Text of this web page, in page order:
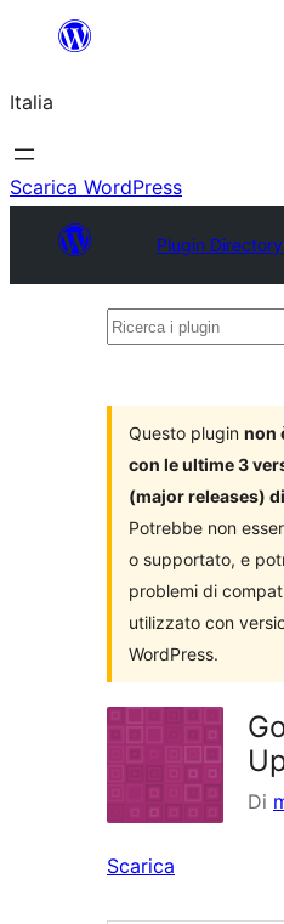
contenuto
Italia
Scarica WordPress
Plugin Directory
Ricerca
Questo plugin non
con le ultime 3
(major releases)
Potrebbe non
o supportato, e
problemi di
utilizzato con
WordPress.
Di
Scarica